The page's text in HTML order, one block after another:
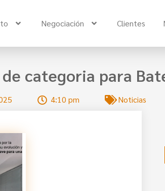
Negociación Clientes
categoria para
4:10 pm Noticias